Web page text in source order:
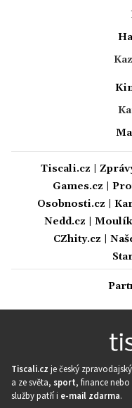
Tiscali.cz
Games.cz
Osobnosti.cz
Nedd.cz
CZhity.cz
Tiscali.cz je český
a ze světa, sport, finance
služby patří i e-mail zdarma.